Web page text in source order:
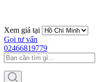
Xem giá tại
Gọi tư vấn
02466819779